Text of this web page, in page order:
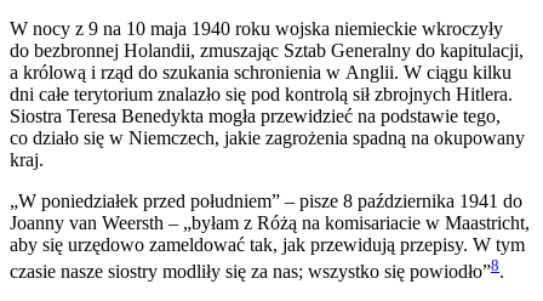
W nocy z 9 na 10 maja 1940 roku wojska niemieckie wkroczyły
do bezbronnej Holandii, zmuszając Sztab Generalny do kapitulacji,
a królową i rząd do szukania schronienia w Anglii. W ciągu kilku
dni całe terytorium znalazło się pod kontrolą sił zbrojnych Hitlera.
Siostra Teresa Benedykta mogła przewidzieć na podstawie tego,
co działo się w Niemczech, jakie zagrożenia spadną na okupowany
kraj.
„W poniedziałek przed południem” – pisze 8 października 1941 do
Joanny van Weersth – „byłam z Różą na komisariacie w Maastricht,
aby się urzędowo zameldować tak, jak przewidują przepisy. W tym
czasie nasze siostry modliły się za nas; wszystko się powiodło”8.